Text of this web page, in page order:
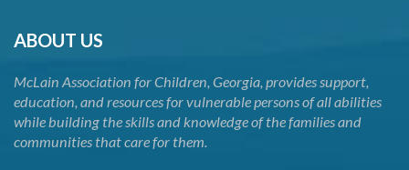
ABOUT US
McLain Association for Children, Georgia, provides support,
education, and resources for vulnerable persons of all abilities
while building the skills and knowledge of the families and
communities that care for them.